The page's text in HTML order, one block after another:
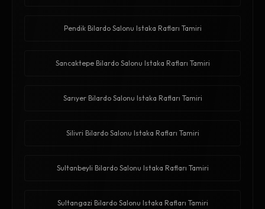
Pendik Bilardo Salonu Istaka Rafları Tamiri
Sancaktepe Bilardo Salonu Istaka Rafları Tamiri
Sarıyer Bilardo Salonu Istaka Rafları Tamiri
Silivri Bilardo Salonu Istaka Rafları Tamiri
Sultanbeyli Bilardo Salonu Istaka Rafları Tamiri
Sultangazi Bilardo Salonu Istaka Rafları Tamiri